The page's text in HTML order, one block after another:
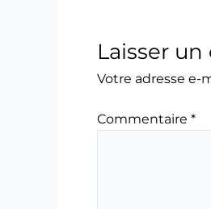
Laisser
Votre adresse e-
Commentaire *